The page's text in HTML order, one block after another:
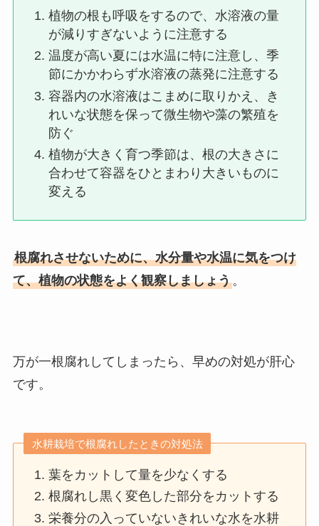
植物の根も呼吸をするので、水溶液の量
が減りすぎないように注意する
温度が高い夏には水温に特に注意し、季
節にかかわらず水溶液の蒸発に注意する
容器内の水溶液はこまめに取りかえ、き
れいな状態を保って微生物や藻の繁殖を
防ぐ
植物が大きく育つ季節は、根の大きさに
合わせて容器をひとまわり大きいものに
変える
根腐れさせないために、水分量や水温に気をつけ
て、植物の状態をよく観察しましょう。
万が一根腐れしてしまったら、早めの対処が肝心
です。
水耕栽培で根腐れしたときの対処法
葉をカットして量を少なくする
根腐れし黒く変色した部分をカットする
栄養分の入っていないきれいな水を水耕